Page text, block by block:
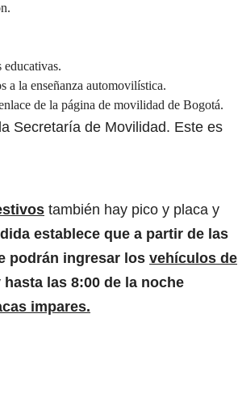
educativas.
a la enseñanza automovilística.
de la página de movilidad de Bogotá.
Secretaría de Movilidad. Este es
también hay pico y placa y
establece que a partir de las
podrán ingresar los vehículos de
las 8:00 de la noche
impares.